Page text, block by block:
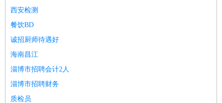
西安检测
餐饮BD
诚招厨师待遇好
海南昌江
淄博市招聘会计2人
淄博市招聘财务
质检员